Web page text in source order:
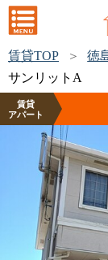
賃貸TOP 徳
サンリットA
賃貸
アパート